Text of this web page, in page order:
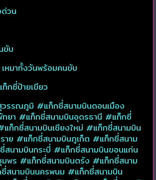
ด่วน
ขับ
เหมาทั้งวันพร้อมคนขับ
ท็กซี่ป้ายเขียว
รรณภูมิ #แท็กซี่สนามบินดอนเมือง
ยา #แท็กซี่สนามบินอุดรธานี #แท็กซี่
ท็กซี่สนามบินเชียงใหม่ #แท็กซี่สนามบิน
าย #แท็กซี่สนามบินภูเก็ต #แท็กซี่สนาม
สนามบินกระบี่ #แท็กซี่สนามบินขอนแก่น
พร #แท็กซี่สนามบินตรัง #แท็กซี่สนาม
สนามบินนครพนม #แท็กซี่สนามบิน